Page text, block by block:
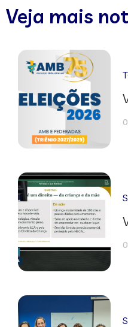
Veja mais